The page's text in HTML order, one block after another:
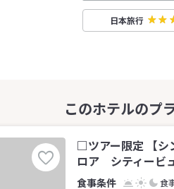
日本旅行
□ツアー限定 【シ
ロア シティービ
食